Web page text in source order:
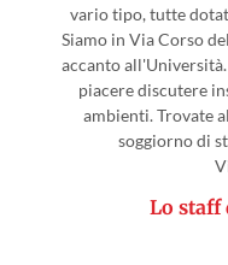
vario tipo, tutte
Siamo in Via Corso
accanto
piacere discutere
ambienti. Trovate
soggiorno di
Lo staff